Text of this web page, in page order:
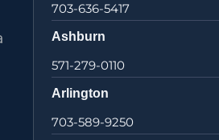
703-636-5417
Ashburn
571-279-0110
Arlington
703-589-9250